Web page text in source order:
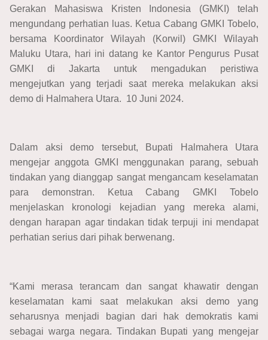
Gerakan Mahasiswa Kristen Indonesia (GMKI) telah
mengundang perhatian luas. Ketua Cabang GMKI Tobelo,
bersama Koordinator Wilayah (Korwil) GMKI Wilayah
Maluku Utara, hari ini datang ke Kantor Pengurus Pusat
GMKI di Jakarta untuk mengadukan peristiwa
mengejutkan yang terjadi saat mereka melakukan aksi
demo di Halmahera Utara. 10 Juni 2024.
Dalam aksi demo tersebut, Bupati Halmahera Utara
mengejar anggota GMKI menggunakan parang, sebuah
tindakan yang dianggap sangat mengancam keselamatan
para demonstran. Ketua Cabang GMKI Tobelo
menjelaskan kronologi kejadian yang mereka alami,
dengan harapan agar tindakan tidak terpuji ini mendapat
perhatian serius dari pihak berwenang.
“Kami merasa terancam dan sangat khawatir dengan
keselamatan kami saat melakukan aksi demo yang
seharusnya menjadi bagian dari hak demokratis kami
sebagai warga negara. Tindakan Bupati yang mengejar